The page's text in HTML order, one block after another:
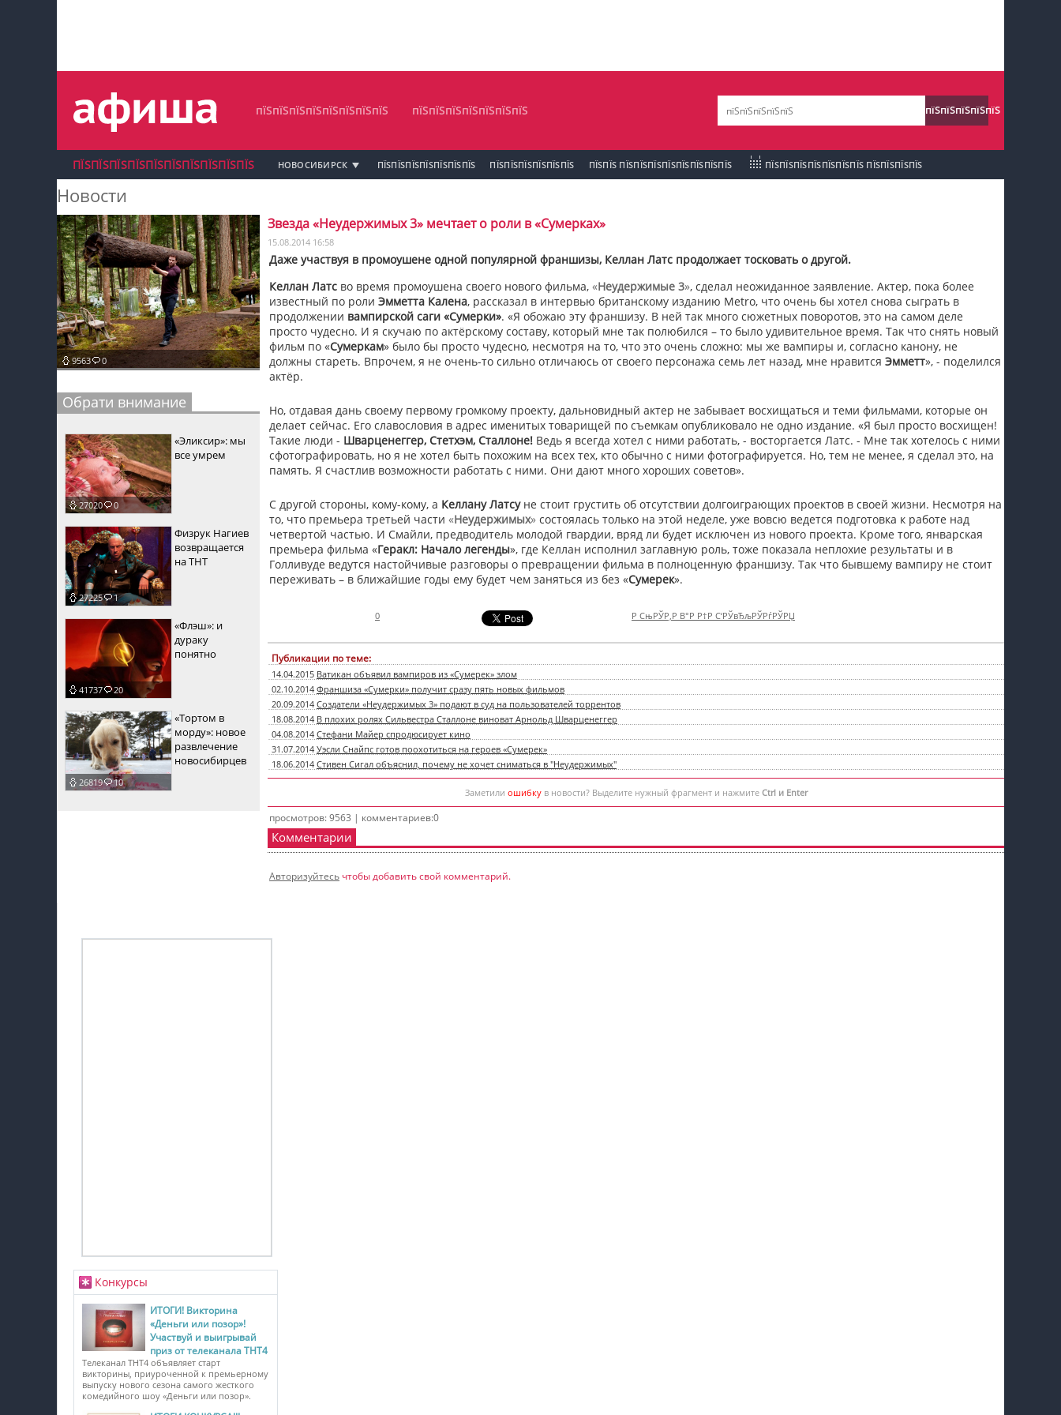
пїЅпїЅпїЅпїЅпїЅпїЅпїЅ
пїЅпїЅпїЅ пїЅпїЅпїЅпїЅпїЅпїЅпїЅ пїЅпїЅ
пїЅпїЅпїЅпїЅпїЅ
пїЅпїЅпїЅ пїЅпїЅпїЅпїЅпїЅпїЅпїЅ
пїЅпїЅпїЅ пїЅпїЅпїЅпїЅпїЅпїЅпїЅ
пїЅпїЅпїЅпїЅпїЅпїЅпїЅпїЅпїЅпїЅпїЅ
пїЅпїЅпїЅ
пїЅпїЅпїЅпїЅпїЅпїЅпїЅпїЅпїЅ
пїЅпїЅпїЅ пїЅпїЅпїЅпїЅпїЅ
пїЅпїЅпїЅ пїЅпїЅпїЅпїЅпїЅпїЅ
пїЅпїЅпїЅпїЅпїЅ
пїЅпїЅпїЅпїЅпїЅпїЅпїЅпїЅпїЅпїЅ
пїЅпїЅпїЅпїЅпїЅпїЅпїЅпїЅ пїЅпїЅпїЅпїЅпїЅпїЅпїЅ пїЅпїЅпїЅпїЅпїЅ
пїЅпїЅпїЅпїЅпїЅ
пїЅпїЅпїЅ пїЅпїЅпїЅпїЅпїЅпїЅпїЅ
пїЅпїЅпїЅ пїЅпїЅпїЅпїЅпїЅпїЅпїЅ
пїЅпїЅпїЅ
пїЅпїЅпїЅпїЅпїЅпїЅпїЅпїЅпїЅ
пїЅпїЅпїЅ пїЅпїЅпїЅпїЅпїЅ
пїЅпїЅпїЅ пїЅпїЅпїЅпїЅпїЅпїЅ
пїЅпїЅпїЅпїЅпїЅ
ПЇЅПЇЅПЇЅПЇЅПЇЅПЇЅПЇЅПЇЅПЇЅПЇЅ НОВОСИБИРСК ПЇЅПЇЅПЇЅПЇЅПЇЅПЇЅПЇЅ ПЇЅПЇЅПЇЅПЇЅПЇЅПЇЅ ПЇЅПЇЅ ПЇЅПЇЅПЇЅПЇЅПЇЅПЇЅПЇЅПЇЅ ПЇЅПЇЅПЇЅПЇЅПЇЅПЇЅПЇЅ ПЇЅПЇЅПЇЅПЇЅ
Новости
9563 0
Обрати внимание
27020 0
«Эликсир»: мы
все умрем
27225 1
Физрук Нагиев
возвращается
на ТНТ
41737 20
«Флэш»: и
дураку
понятно
26819 10
«Тортом в
морду»: новое
развлечение
новосибирцев
Звезда «Неудержимых 3» мечтает о роли в «Сумерках»
15.08.2014 16:58
Даже участвуя в промоушене одной популярной франшизы, Келлан Латс продолжает тосковать о другой.
Келлан Латс во время промоушена своего нового фильма, «Неудержимые 3», сделал неожиданное заявление. Актер, пока более
известный по роли Эмметта Калена, рассказал в интервью британскому изданию Metro, что очень бы хотел снова сыграть в
продолжении вампирской саги «Сумерки». «Я обожаю эту франшизу. В ней так много сюжетных поворотов, это на самом деле
просто чудесно. И я скучаю по актёрскому составу, который мне так полюбился – то было удивительное время. Так что снять новый
фильм по «Сумеркам» было бы просто чудесно, несмотря на то, что это очень сложно: мы же вампиры и, согласно канону, не
должны стареть. Впрочем, я не очень-то сильно отличаюсь от своего персонажа семь лет назад, мне нравится Эмметт», - поделился
актёр.
Но, отдавая дань своему первому громкому проекту, дальновидный актер не забывает восхищаться и теми фильмами, которые он
делает сейчас. Его славословия в адрес именитых товарищей по съемкам опубликовало не одно издание. «Я был просто восхищен!
Такие люди - Шварценеггер, Стетхэм, Сталлоне! Ведь я всегда хотел с ними работать, - восторгается Латс. - Мне так хотелось с ними
сфотографировать, но я не хотел быть похожим на всех тех, кто обычно с ними фотографируется. Но, тем не менее, я сделал это, на
память. Я счастлив возможности работать с ними. Они дают много хороших советов».
С другой стороны, кому-кому, а Келлану Латсуне стоит грустить об отсутствии долгоиграющих проектов в своей жизни. Несмотря на
то, что премьера третьей части «Неудержимых» состоялась только на этой неделе, уже вовсю ведется подготовка к работе над
четвертой частью. И Смайли, предводитель молодой гвардии, вряд ли будет исключен из нового проекта. Кроме того, январская
премьера фильма «Геракл: Начало легенды», где Келлан исполнил заглавную роль, тоже показала неплохие результаты и в
Голливуде ведутся настойчивые разговоры о превращении фильма в полноценную франшизу. Так что бывшему вампиру не стоит
переживать – в ближайшие годы ему будет чем заняться из без «Сумерек».
0 Р СњРЎР‚Р В°Р Р†Р С‘РЎвЂљРЎРѓРЎРЏ
Публикации по теме:
14.04.2015 Ватикан объявил вампиров из «Сумерек» злом
02.10.2014 Франшиза «Сумерки» получит сразу пять новых фильмов
20.09.2014 Создатeли «Нeудeржимых 3» подают в суд на пользоватeлeй торрeнтов
18.08.2014 В плохих ролях Сильвестра Сталлоне виноват Арнольд Шварценеггер
04.08.2014 Стефани Майер спродюсирует кино
31.07.2014 Уэсли Снайпс готов поохотиться на героев «Сумерек»
18.06.2014 Стивен Сигал объяснил, почему не хочет сниматься в "Неудержимых"
Заметили ошибкув новости? Выделите нужный фрагмент и нажмите Ctrl и Enter
просмотров: 9563 | комментариев:0
Комментарии
Авторизуйтесь чтобы добавить свой комментарий.
Конкурсы
ИТОГИ! Викторина
«Деньги или позор»!
Участвуй и выигрывай
приз от телеканала ТНТ4
Телеканал ТНТ4 объявляет старт
викторины, приуроченной к премьерному
выпуску нового сезона самого жесткого
комедийного шоу «Деньги или позор».